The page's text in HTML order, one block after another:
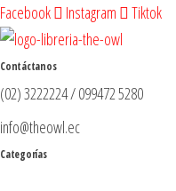
Facebook Instagram Tiktok
Contáctanos
(02) 3222224 / 099472 5280
info@theowl.ec
Categorías